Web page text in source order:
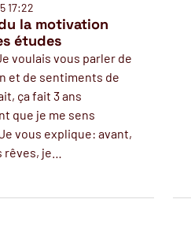
17:22
la motivation
études
voulais vous parler de
et de sentiments de
ça fait 3 ans
que je me sens
vous explique: avant,
rêves, je…